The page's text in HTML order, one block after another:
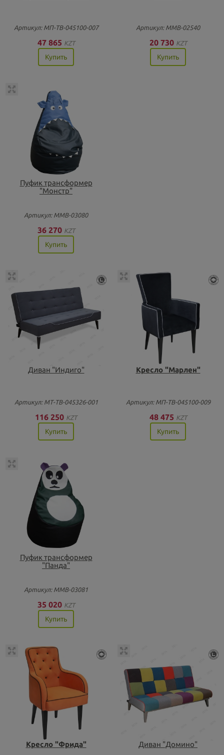
Артикул: МП-ТВ-045100-007
47 865 KZT
Купить
Артикул: ММВ-02540
20 730 KZT
Купить
Пуфик трансформер
"Монстр"
Артикул: ММВ-03080
36 270 KZT
Купить
Диван "Индиго"
Артикул: МТ-ТВ-045326-001
116 250 KZT
Купить
Кресло "Марлен"
Артикул: МП-ТВ-045100-009
48 475 KZT
Купить
Пуфик трансформер
"Панда"
Артикул: ММВ-03081
35 020 KZT
Купить
Кресло "Фрида" Диван "Домино"